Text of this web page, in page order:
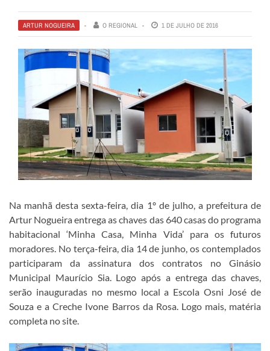
ARTUR NOGUEIRA O REGIONAL 1 DE JULHO DE 2016
Na manhã desta sexta-feira, dia 1º de julho, a prefeitura de
Artur Nogueira entrega as chaves das 640 casas do programa
habitacional ‘Minha Casa, Minha Vida’ para os futuros
moradores. No terça-feira, dia 14 de junho, os contemplados
participaram da assinatura dos contratos no Ginásio
Municipal Maurício Sia. Logo após a entrega das chaves,
serão inauguradas no mesmo local a Escola Osni José de
Souza e a Creche Ivone Barros da Rosa. Logo mais, matéria
completa no site.